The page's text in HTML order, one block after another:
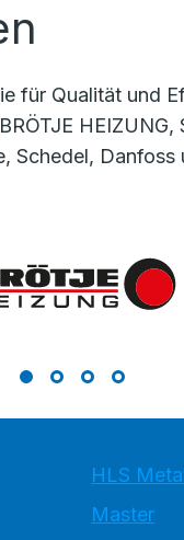
für Qualität und
HLS
Master